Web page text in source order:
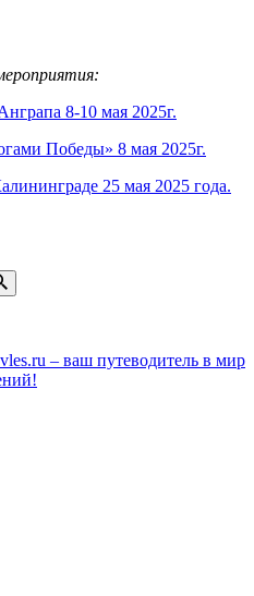
8-10 мая 2025г.
Победы» 8 мая 2025г.
25 мая 2025 года.